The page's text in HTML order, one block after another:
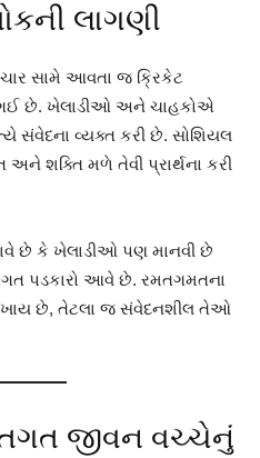
લાગણી
સામે આવતા જ ક્રિકેટ
છે. ખેલાડીઓ અને ચાહકોએ
સંવેદના વ્યક્ત કરી છે. સોશિયલ
અને શક્તિ મળે તેવી પ્રાર્થના કરી
છે કે ખેલાડીઓ પણ માનવી છે
પડકારો આવે છે. રમતગમતના
છે, તેટલા જ સંવેદનશીલ તેઓ
જીવન વચ્ચેનું